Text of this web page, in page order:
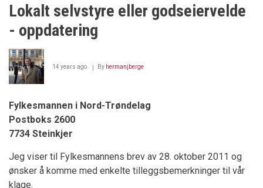
Lokalt selvstyre eller godseiervelde
- oppdatering
14 years ago By hermanjberge
Fylkesmannen i Nord-Trøndelag
Postboks 2600
7734 Steinkjer
Jeg viser til Fylkesmannens brev av 28. oktober 2011 og
ønsker å komme med enkelte tilleggsbemerkninger til vår
klage.